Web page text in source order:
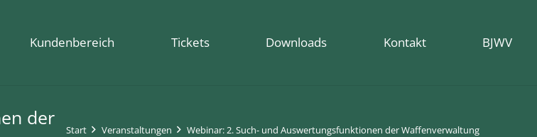
Kundenbereich Tickets Downloads Kontakt BJWV
der
Start Veranstaltungen Webinar: 2. Such- und Auswertungsfunktionen der Waffenverwaltung